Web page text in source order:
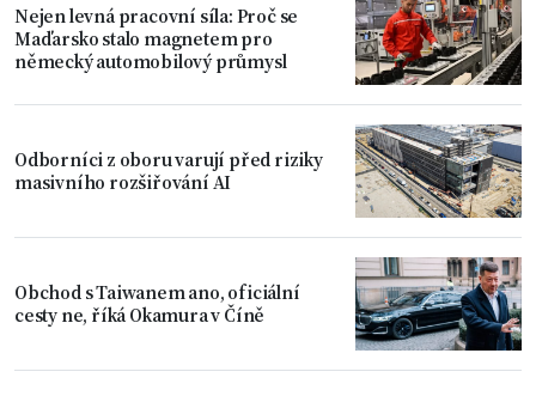
Nejen levná pracovní síla: Proč se
Maďarsko stalo magnetem pro
německý automobilový průmysl
Odborníci z oboru varují před riziky
masivního rozšiřování AI
Obchod s Taiwanem ano, oficiální
cesty ne, říká Okamura v Číně